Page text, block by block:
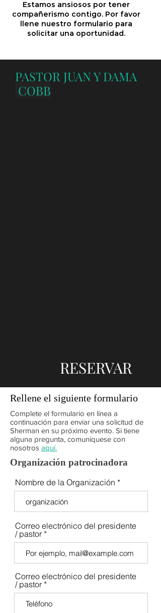
Estamos ansiosos por tener
compañerismo contigo. Por favor
llene nuestro formulario para
solicitar una oportunidad.
PASTOR JUAN Y DAMA
COBB
RESERVAR
Rellene el siguiente formulario
Complete el formulario en línea a
continuación para enviar una solicitud de
Sherman en su próximo evento. Si tiene
alguna pregunta, comuníquese con
nosotros aquí.
Organización patrocinadora
Nombre de la Organización
Correo electrónico del presidente
/ pastor
Correo electrónico del presidente
/ pastor